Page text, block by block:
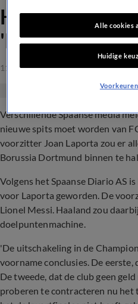
Haaland naar
'Het is zijn
11 mrt 2021, 10:50
Verschillende Spaanse media
nieuwe spits moet worden van
voorzitter Joan Laporta zou er
Borussia Dortmund binnen te
Volgens het Spaanse Diario AS
voor Laporta geworden. De
Lionel Messi. Haaland zou
doelpuntenmachine.
'De uitschakeling in de
voorname conclusies. De eerste,
De tweede, dat de club geen
proberen te contracteren nu
Alle cookies
Huidige